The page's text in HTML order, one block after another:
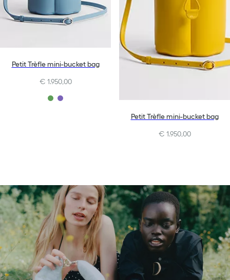
Petit Trèfle mini-bucket bag
€ 1.950,00
Petit Trèfle mini-bucket bag
€ 1.950,00